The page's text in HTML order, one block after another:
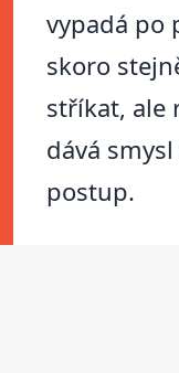
vypadá po
skoro
stříkat, ale
dává
postup.